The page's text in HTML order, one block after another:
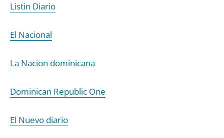
Listin Diario
El Nacional
La Nacion dominicana
Dominican Republic One
El Nuevo diario